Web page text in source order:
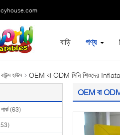
বাড়ি পণ্য
হাউস OEM বা ODM মিনি শিশুদের
(63)
OEM বা